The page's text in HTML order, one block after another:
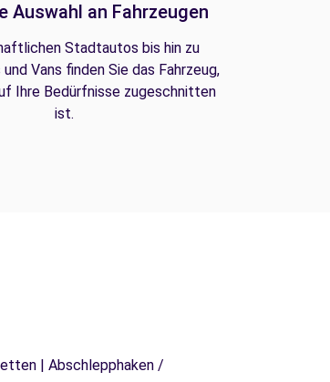
Auswahl an Fahrzeugen
Stadtautos bis hin zu
und Vans finden Sie das Fahrzeug,
Ihre Bedürfnisse zugeschnitten
ist.
| Abschlepphaken /